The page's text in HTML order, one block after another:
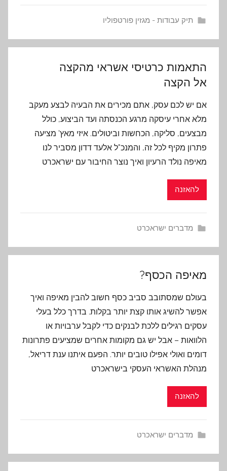
תיק עבודות - מגזין פורטפוליו
התאמות כרטיסי אשראי מהקצה
אל הקצה
אם יש לכם עסק, אתם מכירים את הבעיה לבצע מעקב
מלא אחרי עיסקה מרגע הכנסתה ועד הביצוע, כולל
מבצעים, סליקה, הכחשות וביטולים. איזי מאץ' מציעה
פתרון מקיף לכל זה, והמנכ"ל אלעד דדון מסביר לנו
מאיפה נולד הרעיון ואיך נוצר החיבור עם ישראכרט
להאזנה
מדברים ישראכרט
מאיפה הכסף?
בעולם שמסתובב סביב כסף חשוב להבין מאיפה ואיך
אפשר להשיג אותו קצת יותר בקלות. בדרך כלל בעלי
עסקים רגילים ללכת לבנקים כדי לקבל ערבויות או
הלוואות – אבל יש גם מקומות אחרים שמציעים פתרונות
דומים ואולי אפילו טובים יותר. הפעם איתנו ענת דריאל,
מנהלת האשראי העסקי בישראכרט
להאזנה
מדברים ישראכרט